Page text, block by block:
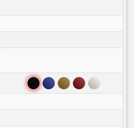
Đen Xanh Nâu Đỏ Trắng